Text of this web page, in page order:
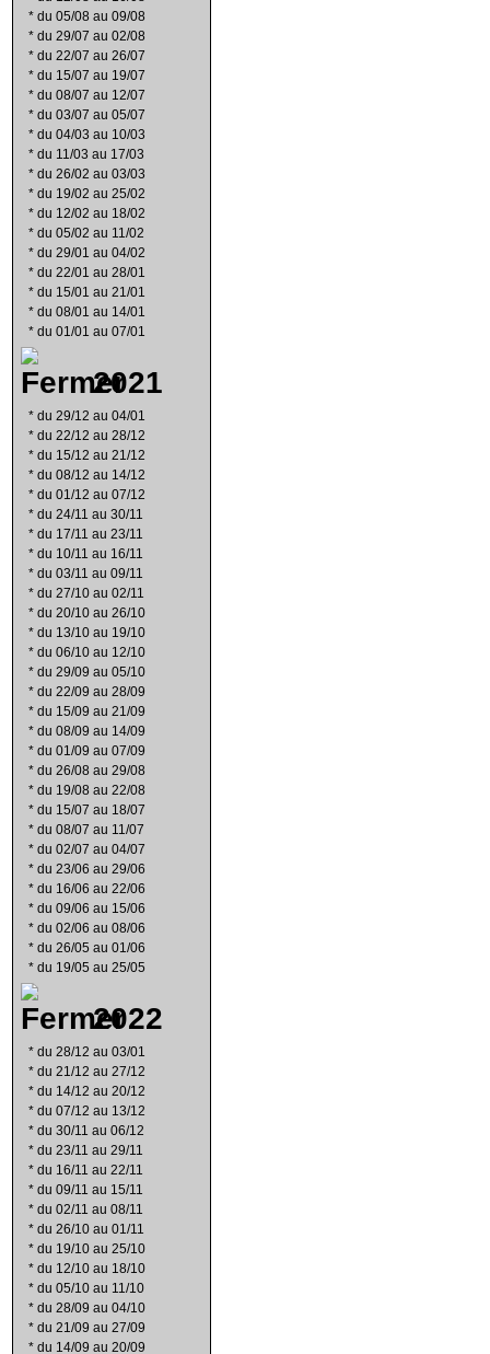
* du 05/08 au 09/08
* du 29/07 au 02/08
* du 22/07 au 26/07
* du 15/07 au 19/07
* du 08/07 au 12/07
* du 03/07 au 05/07
* du 04/03 au 10/03
* du 11/03 au 17/03
* du 26/02 au 03/03
* du 19/02 au 25/02
* du 12/02 au 18/02
* du 05/02 au 11/02
* du 29/01 au 04/02
* du 22/01 au 28/01
* du 15/01 au 21/01
* du 08/01 au 14/01
* du 01/01 au 07/01
2021
* du 29/12 au 04/01
* du 22/12 au 28/12
* du 15/12 au 21/12
* du 08/12 au 14/12
* du 01/12 au 07/12
* du 24/11 au 30/11
* du 17/11 au 23/11
* du 10/11 au 16/11
* du 03/11 au 09/11
* du 27/10 au 02/11
* du 20/10 au 26/10
* du 13/10 au 19/10
* du 06/10 au 12/10
* du 29/09 au 05/10
* du 22/09 au 28/09
* du 15/09 au 21/09
* du 08/09 au 14/09
* du 01/09 au 07/09
* du 26/08 au 29/08
* du 19/08 au 22/08
* du 15/07 au 18/07
* du 08/07 au 11/07
* du 02/07 au 04/07
* du 23/06 au 29/06
* du 16/06 au 22/06
* du 09/06 au 15/06
* du 02/06 au 08/06
* du 26/05 au 01/06
* du 19/05 au 25/05
2022
* du 28/12 au 03/01
* du 21/12 au 27/12
* du 14/12 au 20/12
* du 07/12 au 13/12
* du 30/11 au 06/12
* du 23/11 au 29/11
* du 16/11 au 22/11
* du 09/11 au 15/11
* du 02/11 au 08/11
* du 26/10 au 01/11
* du 19/10 au 25/10
* du 12/10 au 18/10
* du 05/10 au 11/10
* du 28/09 au 04/10
* du 21/09 au 27/09
* du 14/09 au 20/09